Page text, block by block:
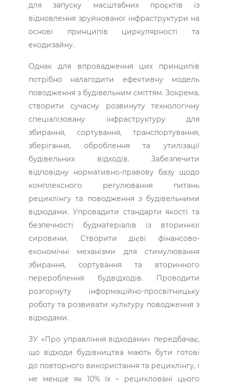
для запуску масштабних проєктів із
відновлення зруйнованої інфраструктури на
основі принципів циркулярності та
екодизайну.
Однак для впровадження цих принципів
потрібно налагодити ефективну модель
поводження з будівельним сміттям. Зокрема,
створити сучасну розвинуту технологічну
спеціалізовану інфраструктуру для
збирання, сортування, транспортування,
зберігання, оброблення та утилізації
будівельних відходів. Забезпечити
відповідну нормативно-правову базу щодо
комплексного регулювання питань
рециклінгу та поводження з будівельними
відходами. Упровадити стандарти якості та
безпечності будматеріалів із вторинної
сировини. Створити дієві фінансово-
економічні механізми для стимулювання
збирання, сортування та вторинного
перероблення будвідходів. Проводити
розгорнуту інформаційно-просвітницьку
роботу та розвивати культуру поводження з
відходами.
ЗУ «Про управління відходами» передбачає,
що відходи будівництва мають бути готові
до повторного використання та рециклінгу, і
не менше як 10% їх – рецикловані цього